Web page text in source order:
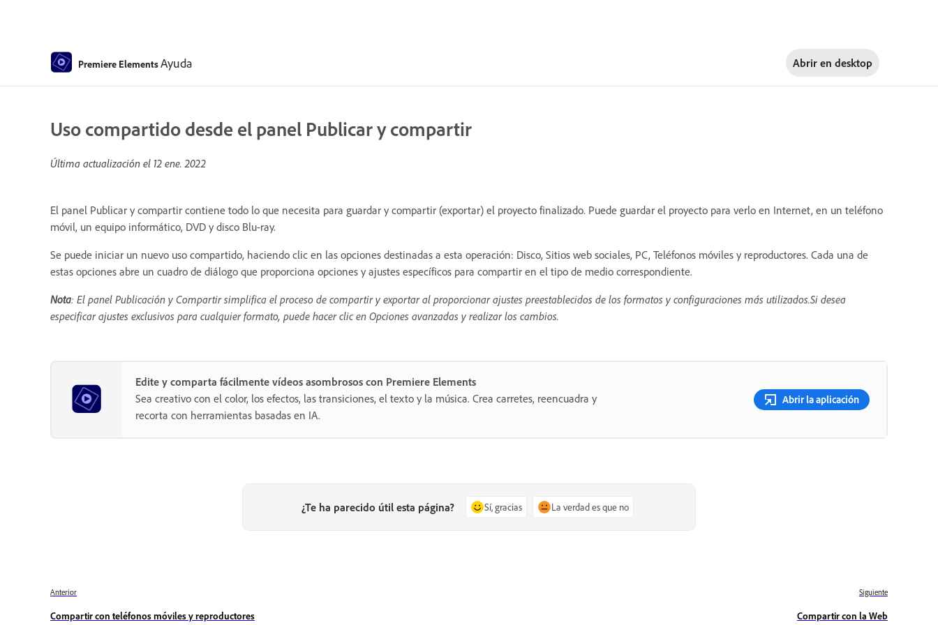
Premiere ElementsAyuda Abrir en desktop
Uso compartido desde el panel Publicar y compartir
Última actualización el 12 ene. 2022
El panel Publicar y compartir contiene todo lo que necesita para guardar y compartir (exportar) el proyecto finalizado. Puede guardar el proyecto para verlo en Internet, en un teléfono
móvil, un equipo informático, DVD y disco Blu-ray.
Se puede iniciar un nuevo uso compartido, haciendo clic en las opciones destinadas a esta operación: Disco, Sitios web sociales, PC, Teléfonos móviles y reproductores. Cada una de
estas opciones abre un cuadro de diálogo que proporciona opciones y ajustes específicos para compartir en el tipo de medio correspondiente.
Nota: El panel Publicación y Compartir simplifica el proceso de compartir y exportar al proporcionar ajustes preestablecidos de los formatos y configuraciones más utilizados.Si desea
especificar ajustes exclusivos para cualquier formato, puede hacer clic en Opciones avanzadas y realizar los cambios.
Edite y comparta fácilmente vídeos asombrosos con Premiere Elements
Sea creativo con el color, los efectos, las transiciones, el texto y la música. Crea carretes, reencuadra y
recorta con herramientas basadas en IA.
Abrir la aplicación
¿Te ha parecido útil esta página? Sí, gracias La verdad es que no
Anterior
Compartir con teléfonos móviles y reproductores
Siguiente
Compartir con la Web